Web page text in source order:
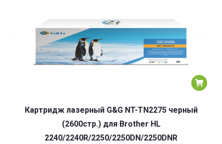
Картридж лазерный G&G NT-TN2275 черный
(2600стр.) для Brother HL
2240/2240R/2250/2250DN/2250DNR